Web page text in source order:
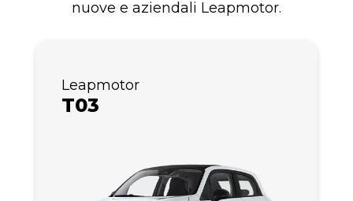
nuove e aziendali Leapmotor.
Leapmotor
T03